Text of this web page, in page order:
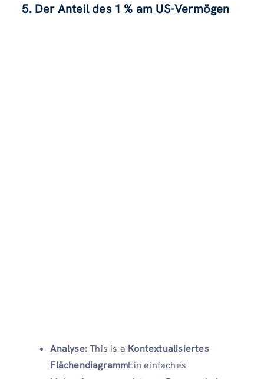
5. Der Anteil des 1 % am US-Vermögen
Analyse:This is a Kontextualisiertes
FlächendiagrammEin einfaches